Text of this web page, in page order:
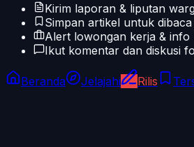
Kirim laporan & liputan
Simpan artikel untuk
Alert lowongan kerja & info
Ikut komentar dan diskusi
Beranda Jelajahi Rilis